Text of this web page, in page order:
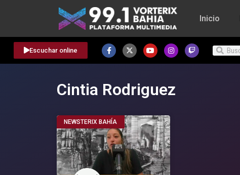
Inicio
Escuchar online
Cintia Rodriguez
NEWSTERIX BAHÍA